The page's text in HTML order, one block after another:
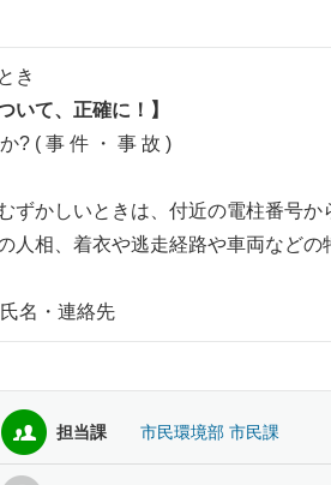
き
いて、正確に！】
? ( 事 件 ・ 事 故 )
ずかしいときは、付近の電柱番号
人相、着衣や逃走経路や車両などの
名・連絡先
担当課 市民環境部 市民課